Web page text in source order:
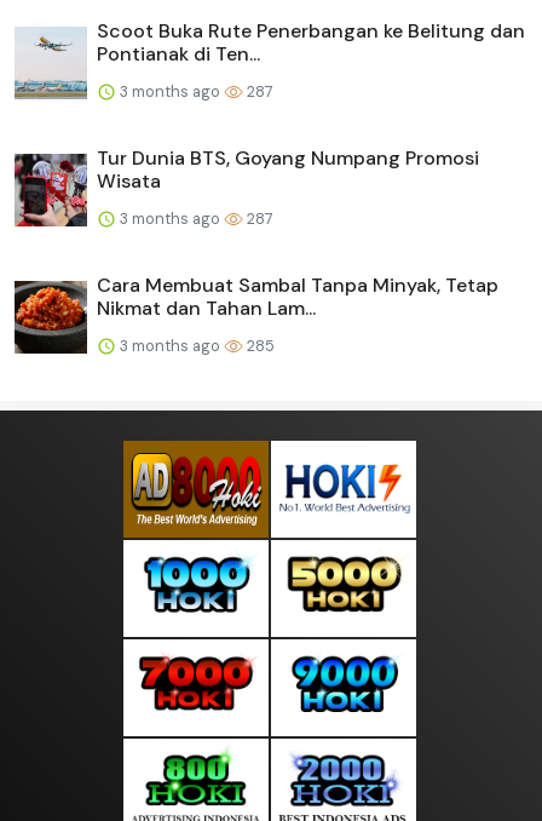
Scoot Buka Rute Penerbangan ke Belitung dan
Pontianak di Ten...
3 months ago 287
Tur Dunia BTS, Goyang Numpang Promosi
Wisata
3 months ago 287
Cara Membuat Sambal Tanpa Minyak, Tetap
Nikmat dan Tahan Lam...
3 months ago 285